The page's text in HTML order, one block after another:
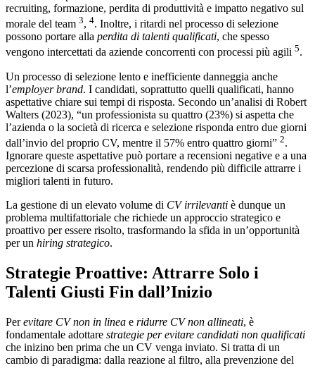
recruiting, formazione, perdita di produttività e impatto negativo sul
morale del team 3, 4. Inoltre, i ritardi nel processo di selezione
possono portare alla perdita di talenti qualificati, che spesso
vengono intercettati da aziende concorrenti con processi più agili 5.
Un processo di selezione lento e inefficiente danneggia anche
l’employer brand. I candidati, soprattutto quelli qualificati, hanno
aspettative chiare sui tempi di risposta. Secondo un’analisi di Robert
Walters (2023), “un professionista su quattro (23%) si aspetta che
l’azienda o la società di ricerca e selezione risponda entro due giorni
dall’invio del proprio CV, mentre il 57% entro quattro giorni” 2.
Ignorare queste aspettative può portare a recensioni negative e a una
percezione di scarsa professionalità, rendendo più difficile attrarre i
migliori talenti in futuro.
La gestione di un elevato volume di CV irrilevanti è dunque un
problema multifattoriale che richiede un approccio strategico e
proattivo per essere risolto, trasformando la sfida in un’opportunità
per un hiring strategico.
Strategie Proattive: Attrarre Solo i
Talenti Giusti Fin dall’Inizio
Perevitare CV non in linea e ridurre CV non allineati, è
fondamentale adottare strategie per evitare candidati non qualificati
che inizino ben prima che un CV venga inviato. Si tratta di un
cambio di paradigma: dalla reazione al filtro, alla prevenzione del